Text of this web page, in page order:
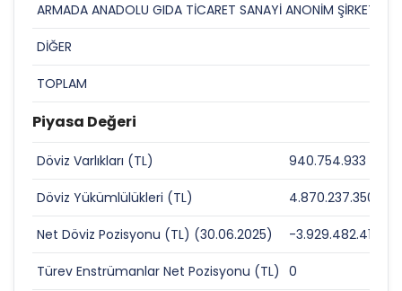
ARMADA ANADOLU GIDA TİCARET SANAYİ ANONİM ŞİRKETİ
DİĞER
TOPLAM
Piyasa Değeri
Döviz Varlıkları (TL) 940.754.933
Döviz Yükümlülükleri (TL) 4.870.237.350
Net Döviz Pozisyonu (TL) (30.06.2025) -3.929.482.417
Türev Enstrümanlar Net Pozisyonu (TL) 0